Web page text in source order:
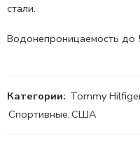
стали.
Водонепроницаемость до
Категории: Tommy
Спортивные,США